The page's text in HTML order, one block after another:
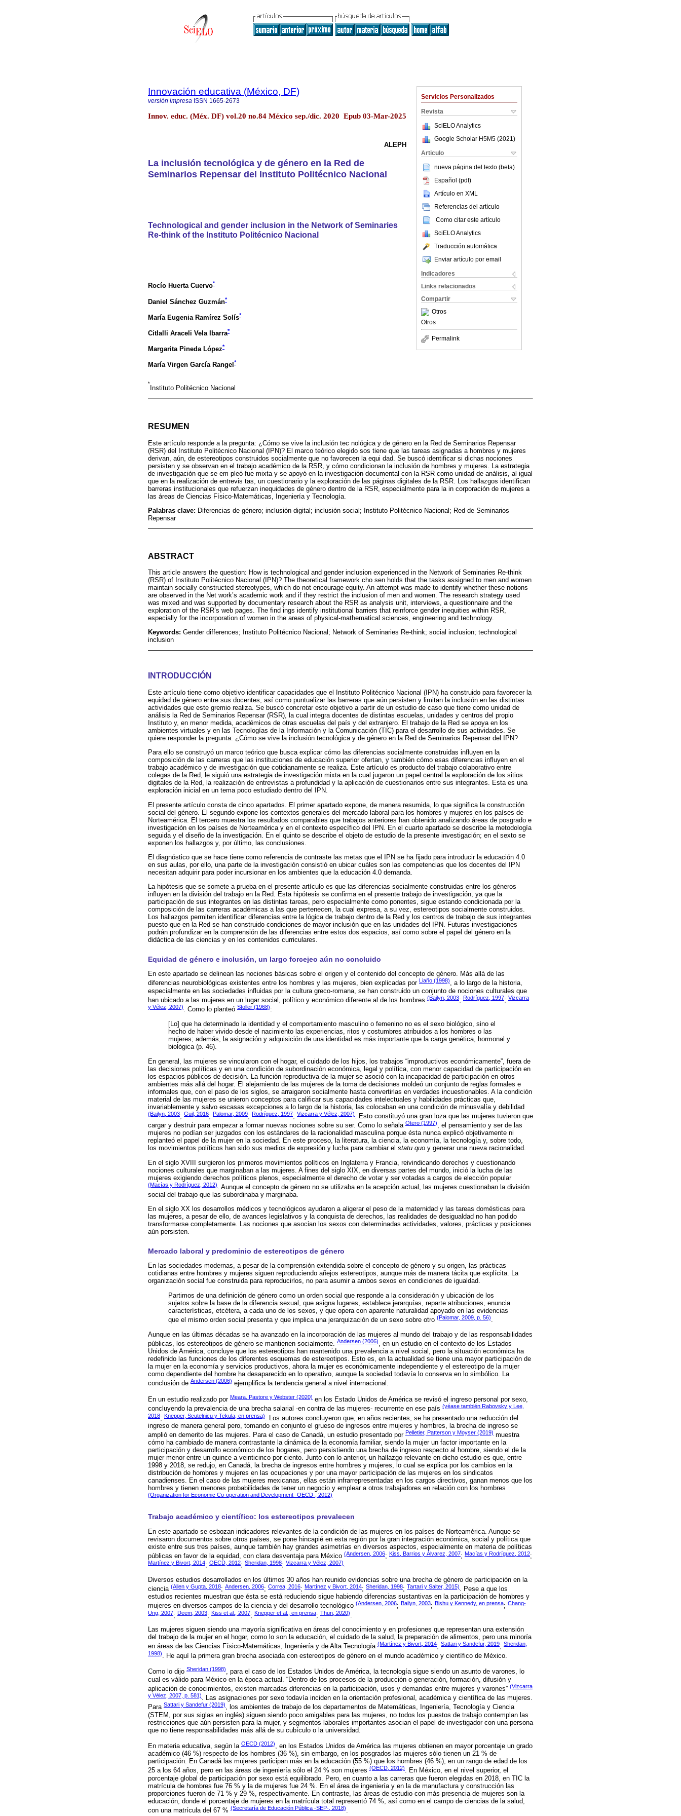
Servicios Personalizados
Revista
SciELO Analytics
Google Scholar H5M5 (2021 )
Articulo
nueva página del texto (beta)
Español (pdf)
Artículo en XML
Referencias del artículo
Como citar este artículo
SciELO Analytics
Traducción automática
Enviar artículo por email
Indicadores
Links relacionados
Compartir
Otros
Otros
Permalink
Innovación educativa (México, DF)
versión impresa ISSN 1665-2673
Innov. educ. (Méx. DF) vol.20 no.84 México sep./dic. 2020 Epub 03-Mar-2025
ALEPH
La inclusión tecnológica y de género en la Red de
Seminarios Repensar del Instituto Politécnico Nacional
Technological and gender inclusion in the Network of Seminaries
Re-think of the Instituto Politécnico Nacional
Rocío Huerta Cuervo*
Daniel Sánchez Guzmán*
María Eugenia Ramírez Solís*
Citlalli Araceli Vela Ibarra*
Margarita Pineda López*
María Virgen García Rangel *
*
Instituto Politécnico Nacional
RESUMEN
Este artículo responde a la pregunta: ¿Cómo se vive la inclusión tec nológica y de género en la Red de Seminarios Repensar
(RSR) del Instituto Politécnico Nacional (IPN)? El marco teórico elegido sos tiene que las tareas asignadas a hombres y mujeres
derivan, aún, de estereotipos construidos socialmente que no favorecen la equi dad. Se buscó identificar si dichas nociones
persisten y se observan en el trabajo académico de la RSR, y cómo condicionan la inclusión de hombres y mujeres. La estrategia
de investigación que se em pleó fue mixta y se apoyó en la investigación documental con la RSR como unidad de análisis, al igual
que en la realización de entrevis tas, un cuestionario y la exploración de las páginas digitales de la RSR. Los hallazgos identifican
barreras institucionales que refuerzan inequidades de género dentro de la RSR, especialmente para la in corporación de mujeres a
las áreas de Ciencias Físico-Matemáticas, Ingeniería y Tecnología.
Palabras clave: Diferencias de género; inclusión digital; inclusión social; Instituto Politécnico Nacional; Red de Seminarios
Repensar
ABSTRACT
This article answers the question: How is technological and gender inclusion experienced in the Network of Seminaries Re-think
(RSR) of Instituto Politécnico Nacional (IPN)? The theoretical framework cho sen holds that the tasks assigned to men and women
maintain socially constructed stereotypes, which do not encourage equity. An attempt was made to identify whether these notions
are observed in the Net work’s academic work and if they restrict the inclusion of men and women. The research strategy used
was mixed and was supported by documentary research about the RSR as analysis unit, interviews, a questionnaire and the
exploration of the RSR’s web pages. The find ings identify institutional barriers that reinforce gender inequities within RSR,
especially for the incorporation of women in the areas of physical-mathematical sciences, engineering and technology.
Keywords: Gender differences; Instituto Politécnico Nacional; Network of Seminaries Re-think; social inclusion; technological
inclusion
INTRODUCCIÓN
Este artículo tiene como objetivo identificar capacidades que el Instituto Politécnico Nacional (IPN) ha construido para favorecer la
equidad de género entre sus docentes, así como puntualizar las barreras que aún persisten y limitan la inclusión en las distintas
actividades que este gremio realiza. Se buscó concretar este objetivo a partir de un estudio de caso que tiene como unidad de
análisis la Red de Seminarios Repensar (RSR), la cual integra docentes de distintas escuelas, unidades y centros del propio
Instituto y, en menor medida, académicos de otras escuelas del país y del extranjero. El trabajo de la Red se apoya en los
ambientes virtuales y en las Tecnologías de la Información y la Comunicación (TIC) para el desarrollo de sus actividades. Se
quiere responder la pregunta: ¿Cómo se vive la inclusión tecnológica y de género en la Red de Seminarios Repensar del IPN?
Para ello se construyó un marco teórico que busca explicar cómo las diferencias socialmente construidas influyen en la
composición de las carreras que las instituciones de educación superior ofertan, y también cómo esas diferencias influyen en el
trabajo académico y de investigación que cotidianamente se realiza. Este artículo es producto del trabajo colaborativo entre
colegas de la Red, le siguió una estrategia de investigación mixta en la cual jugaron un papel central la exploración de los sitios
digitales de la Red, la realización de entrevistas a profundidad y la aplicación de cuestionarios entre sus integrantes. Esta es una
exploración inicial en un tema poco estudiado dentro del IPN.
El presente artículo consta de cinco apartados. El primer apartado expone, de manera resumida, lo que significa la construcción
social del género. El segundo expone los contextos generales del mercado laboral para los hombres y mujeres en los países de
Norteamérica. El tercero muestra los resultados comparables que trabajos anteriores han obtenido analizando áreas de posgrado e
investigación en los países de Norteamérica y en el contexto específico del IPN. En el cuarto apartado se describe la metodología
seguida y el diseño de la investigación. En el quinto se describe el objeto de estudio de la presente investigación; en el sexto se
exponen los hallazgos y, por último, las conclusiones.
El diagnóstico que se hace tiene como referencia de contraste las metas que el IPN se ha fijado para introducir la educación 4.0
en sus aulas, por ello, una parte de la investigación consistió en ubicar cuáles son las competencias que los docentes del IPN
necesitan adquirir para poder incursionar en los ambientes que la educación 4.0 demanda.
La hipótesis que se somete a prueba en el presente artículo es que las diferencias socialmente construidas entre los géneros
influyen en la división del trabajo en la Red. Esta hipótesis se confirma en el presente trabajo de investigación, ya que la
participación de sus integrantes en las distintas tareas, pero especialmente como ponentes, sigue estando condicionada por la
composición de las carreras académicas a las que pertenecen, la cual expresa, a su vez, estereotipos socialmente construidos.
Los hallazgos permiten identificar diferencias entre la lógica de trabajo dentro de la Red y los centros de trabajo de sus integrantes
puesto que en la Red se han construido condiciones de mayor inclusión que en las unidades del IPN. Futuras investigaciones
podrán profundizar en la comprensión de las diferencias entre estos dos espacios, así como sobre el papel del género en la
didáctica de las ciencias y en los contenidos curriculares.
Equidad de género e inclusión, un largo forcejeo aún no concluido
En este apartado se delinean las nociones básicas sobre el origen y el contenido del concepto de género. Más allá de las
diferencias neurobiológicas existentes entre los hombres y las mujeres, bien explicadas por
Liaño (1998), a lo largo de la historia,
especialmente en las sociedades influidas por la cultura greco-romana, se han construido un conjunto de nociones culturales que
han ubicado a las mujeres en un lugar social, político y económico diferente al de los hombres (Bailyn, 2003; Rodríguez, 1997; Vizcarra
y Vélez, 2007). Como lo planteó Stoller (1968):
[Lo] que ha determinado la identidad y el comportamiento masculino o femenino no es el sexo biológico, sino el
hecho de haber vivido desde el nacimiento las experiencias, ritos y costumbres atribuidos a los hombres o las
mujeres; además, la asignación y adquisición de una identidad es más importante que la carga genética, hormonal y
biológica (p. 46).
En general, las mujeres se vincularon con el hogar, el cuidado de los hijos, los trabajos “improductivos económicamente”, fuera de
las decisiones políticas y en una condición de subordinación económica, legal y política, con menor capacidad de participación en
los espacios públicos de decisión. La función reproductiva de la mujer se asoció con la incapacidad de participación en otros
ambientes más allá del hogar. El alejamiento de las mujeres de la toma de decisiones moldeó un conjunto de reglas formales e
informales que, con el paso de los siglos, se arraigaron socialmente hasta convertirlas en verdades incuestionables. A la condición
material de las mujeres se unieron conceptos para calificar sus capacidades intelectuales y habilidades prácticas que,
invariablemente y salvo escasas excepciones a lo largo de la historia, las colocaban en una condición de minusvalía y debilidad
(Bailyn, 2003; Guil, 2016; Palomar, 2009; Rodríguez, 1997; Vizcarra y Vélez, 2007)
. Esto constituyó una gran loza que las mujeres tuvieron que
cargar y destruir para empezar a formar nuevas nociones sobre su ser. Como lo señala Otero (1997), el pensamiento y ser de las
mujeres no podían ser juzgados con los estándares de la racionalidad masculina porque ésta nunca explicó objetivamente ni
replanteó el papel de la mujer en la sociedad. En este proceso, la literatura, la ciencia, la economía, la tecnología y, sobre todo,
los movimientos políticos han sido sus medios de expresión y lucha para cambiar el statu quo y generar una nueva racionalidad.
En el siglo XVIII surgieron los primeros movimientos políticos en Inglaterra y Francia, reivindicando derechos y cuestionando
nociones culturales que marginaban a las mujeres. A fines del siglo XIX, en diversas partes del mundo, inició la lucha de las
mujeres exigiendo derechos políticos plenos, especialmente el derecho de votar y ser votadas a cargos de elección popular
(Macías y Rodríguez, 2012)
. Aunque el concepto de género no se utilizaba en la acepción actual, las mujeres cuestionaban la división
social del trabajo que las subordinaba y marginaba.
En el siglo XX los desarrollos médicos y tecnológicos ayudaron a aligerar el peso de la maternidad y las tareas domésticas para
las mujeres, a pesar de ello, de avances legislativos y la conquista de derechos, las realidades de desigualdad no han podido
transformarse completamente. Las nociones que asocian los sexos con determinadas actividades, valores, prácticas y posiciones
aún persisten.
Mercado laboral y predominio de estereotipos de género
En las sociedades modernas, a pesar de la comprensión extendida sobre el concepto de género y su origen, las prácticas
cotidianas entre hombres y mujeres siguen reproduciendo añejos estereotipos, aunque más de manera tácita que explícita. La
organización social fue construida para reproducirlos, no para asumir a ambos sexos en condiciones de igualdad.
Partimos de una definición de género como un orden social que responde a la consideración y ubicación de los
sujetos sobre la base de la diferencia sexual, que asigna lugares, establece jerarquías, reparte atribuciones, enuncia
características, etcétera, a cada uno de los sexos, y que opera con aparente naturalidad apoyado en las evidencias
que el mismo orden social presenta y que implica una jerarquización de un sexo sobre otro (Palomar, 2009, p. 56).
Aunque en las últimas décadas se ha avanzado en la incorporación de las mujeres al mundo del trabajo y de las responsabilidades
públicas, los estereotipos de género se mantienen socialmente. Andersen (2006), en un estudio en el contexto de los Estados
Unidos de América, concluye que los estereotipos han mantenido una prevalencia a nivel social, pero la situación económica ha
redefinido las funciones de los diferentes esquemas de estereotipos. Esto es, en la actualidad se tiene una mayor participación de
la mujer en la economía y servicios productivos, ahora la mujer es económicamente independiente y el estereotipo de la mujer
como dependiente del hombre ha desaparecido en lo operativo, aunque la sociedad todavía lo conserva en lo simbólico. La
conclusión de Andersen (2006) ejemplifica la tendencia general a nivel internacional.
En un estudio realizado por Meara, Pastore y Webster (2020) en los Estado Unidos de América se revisó el ingreso personal por sexo,
concluyendo la prevalencia de una brecha salarial -en contra de las mujeres- recurrente en ese país (véase también Rabovsky y Lee,
2018; Knepper, Scutelnicu y Tekula, en prensa). Los autores concluyeron que, en años recientes, se ha presentado una reducción del
ingreso de manera general pero, tomando en conjunto el grueso de ingresos entre mujeres y hombres, la brecha de ingreso se
amplió en demerito de las mujeres. Para el caso de Canadá, un estudio presentado por Pelletier, Patterson y Moyser (2019) muestra
cómo ha cambiado de manera contrastante la dinámica de la economía familiar, siendo la mujer un factor importante en la
participación y desarrollo económico de los hogares, pero persistiendo una brecha de ingreso respecto al hombre, siendo el de la
mujer menor entre un quince a veinticinco por ciento. Junto con lo anterior, un hallazgo relevante en dicho estudio es que, entre
1998 y 2018, se redujo, en Canadá, la brecha de ingresos entre hombres y mujeres, lo cual se explica por los cambios en la
distribución de hombres y mujeres en las ocupaciones y por una mayor participación de las mujeres en los sindicatos
canadienses. En el caso de las mujeres mexicanas, ellas están infrarrepresentadas en los cargos directivos, ganan menos que los
hombres y tienen menores probabilidades de tener un negocio y emplear a otros trabajadores en relación con los hombres
(Organization for Economic Co-operation and Development -OECD-, 2012).
Trabajo académico y científico: los estereotipos prevalecen
En este apartado se esbozan indicadores relevantes de la condición de las mujeres en los países de Norteamérica. Aunque se
revisaron documentos sobre otros países, se pone hincapié en esta región por la gran integración económica, social y política que
existe entre sus tres países, aunque también hay grandes asimetrías en diversos aspectos, especialmente en materia de políticas
públicas en favor de la equidad, con clara desventaja para México (Andersen, 2006; Kiss, Barrios y Álvarez, 2007; Macías y Rodríguez, 2012;
Martínez y Bivort, 2014; OECD, 2012; Sheridan, 1998; Vizcarra y Vélez, 2007).
Diversos estudios desarrollados en los últimos 30 años han reunido evidencias sobre una brecha de género de participación en la
ciencia (Allen y Gupta, 2018; Andersen, 2006; Correa, 2016; Martínez y Bivort, 2014; Sheridan, 1998; Tartari y Salter, 2015). Pese a que los
estudios recientes muestran que ésta se está reduciendo sigue habiendo diferencias sustantivas en la participación de hombres y
mujeres en diversos campos de la ciencia y del desarrollo tecnológico (Andersen, 2006; Bailyn, 2003; Bishu y Kennedy, en prensa; Chang-
Ung, 2007; Deem, 2003; Kiss et al., 2007; Knepper et al., en prensa; Thun, 2020).
Las mujeres siguen siendo una mayoría significativa en áreas del conocimiento y en profesiones que representan una extensión
del trabajo de la mujer en el hogar, como lo son la educación, el cuidado de la salud, la preparación de alimentos, pero una minoría
en áreas de las Ciencias Físico-Matemáticas, Ingeniería y de Alta Tecnología (Martínez y Bivort, 2014; Sattari y Sandefur, 2019; Sheridan,
1998). He aquí la primera gran brecha asociada con estereotipos de género en el mundo académico y científico de México.
Como lo dijo Sheridan (1998), para el caso de los Estados Unidos de América, la tecnología sigue siendo un asunto de varones, lo
cual es válido para México en la época actual. “Dentro de los procesos de la producción o generación, formación, difusión y
aplicación de conocimientos, existen marcadas diferencias en la participación, usos y demandas entre mujeres y varones” (Vizcarra
y Vélez, 2007, p. 581). Las asignaciones por sexo todavía inciden en la orientación profesional, académica y científica de las mujeres.
Para Sattari y Sandefur (2019), los ambientes de trabajo de los departamentos de Matemáticas, Ingeniería, Tecnología y Ciencia
(STEM, por sus siglas en inglés) siguen siendo poco amigables para las mujeres, no todos los puestos de trabajo contemplan las
restricciones que aún persisten para la mujer, y segmentos laborales importantes asocian el papel de investigador con una persona
que no tiene responsabilidades más allá de su cubículo o la universidad.
En materia educativa, según la OECD (2012), en los Estados Unidos de América las mujeres obtienen en mayor porcentaje un grado
académico (46 %) respecto de los hombres (36 %), sin embargo, en los posgrados las mujeres sólo tienen un 21 % de
participación. En Canadá las mujeres participan más en la educación (55 %) que los hombres (46 %), en un rango de edad de los
25 a los 64 años, pero en las áreas de ingeniería sólo el 24 % son mujeres (OECD, 2012). En México, en el nivel superior, el
porcentaje global de participación por sexo está equilibrado. Pero, en cuanto a las carreras que fueron elegidas en 2018, en TIC la
matrícula de hombres fue 76 % y la de mujeres fue 24 %. En el área de ingeniería y en la de manufactura y construcción las
proporciones fueron de 71 % y 29 %, respectivamente. En contraste, las áreas de estudio con más presencia de mujeres son la
educación, donde el porcentaje de mujeres en la matrícula total representó 74 %, así como en el campo de ciencias de la salud,
con una matrícula del 67 % (Secretaría de Educación Pública -SEP-, 2018).